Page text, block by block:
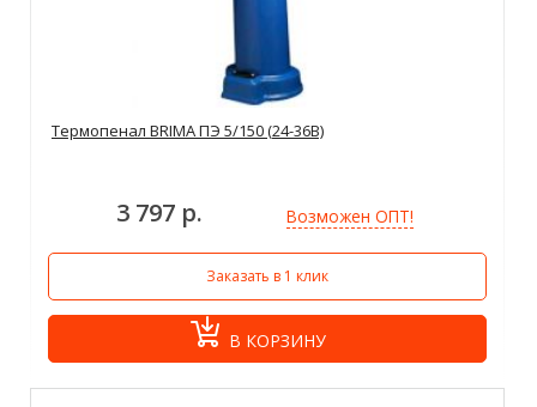
Термопенал BRIMA ПЭ 5/150 (24-36В)
3 797 р. Возможен ОПТ!
Заказать в 1 клик
В КОРЗИНУ